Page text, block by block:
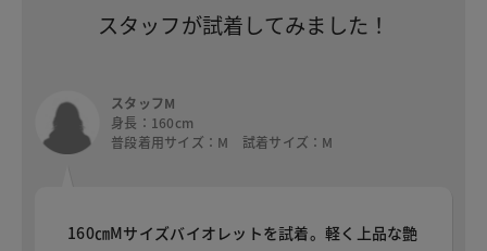
スタッフが試着してみました！
スタッフM
身長：160cm
普段着用サイズ：M 試着サイズ：M
160㎝Mサイズバイオレットを試着。軽く上品な艶